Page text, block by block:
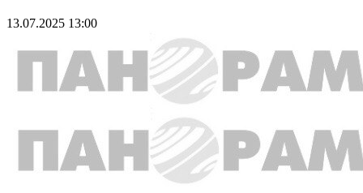
13.07.2025 13:00